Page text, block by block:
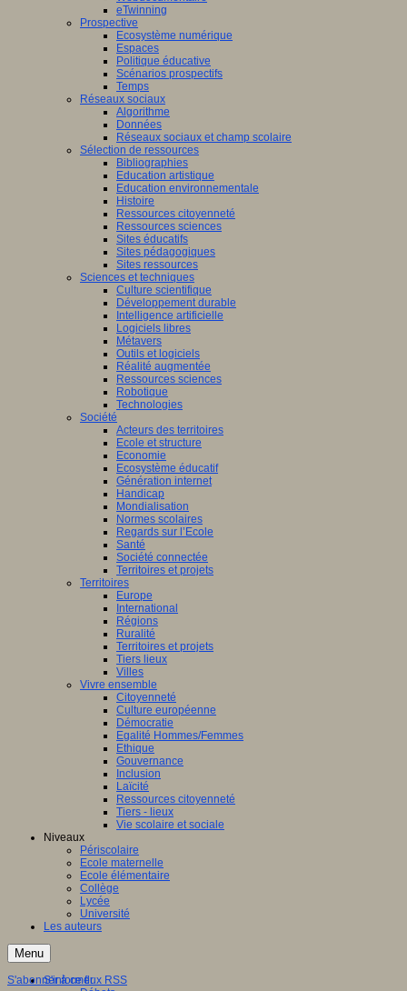
eTwinning
Prospective
Ecosystème numérique
Espaces
Politique éducative
Scénarios prospectifs
Temps
Réseaux sociaux
Algorithme
Données
Réseaux sociaux et champ scolaire
Sélection de ressources
Bibliographies
Education artistique
Education environnementale
Histoire
Ressources citoyenneté
Ressources sciences
Sites éducatifs
Sites pédagogiques
Sites ressources
Sciences et techniques
Culture scientifique
Développement durable
Intelligence artificielle
Logiciels libres
Métavers
Outils et logiciels
Réalité augmentée
Ressources sciences
Robotique
Technologies
Société
Acteurs des territoires
Ecole et structure
Economie
Ecosystème éducatif
Génération internet
Handicap
Mondialisation
Normes scolaires
Regards sur l’Ecole
Santé
Société connectée
Territoires et projets
Territoires
Europe
International
Régions
Ruralité
Territoires et projets
Tiers lieux
Villes
Vivre ensemble
Citoyenneté
Culture européenne
Démocratie
Egalité Hommes/Femmes
Ethique
Gouvernance
Inclusion
Laïcité
Ressources citoyenneté
Tiers - lieux
Vie scolaire et sociale
Niveaux
Périscolaire
Ecole maternelle
Ecole élémentaire
Collège
Lycée
Université
Les auteurs
Menu
S'informer
S'abonner à ce flux RSS